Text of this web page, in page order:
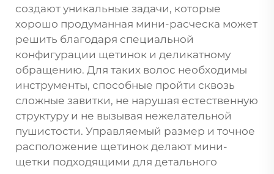
создают уникальные задачи, которые
хорошо продуманная мини-расческа может
решить благодаря специальной
конфигурации щетинок и деликатному
обращению. Для таких волос необходимы
инструменты, способные пройти сквозь
сложные завитки, не нарушая естественную
структуру и не вызывая нежелательной
пушистости. Управляемый размер и точное
расположение щетинок делают мини-
щетки подходящими для детального